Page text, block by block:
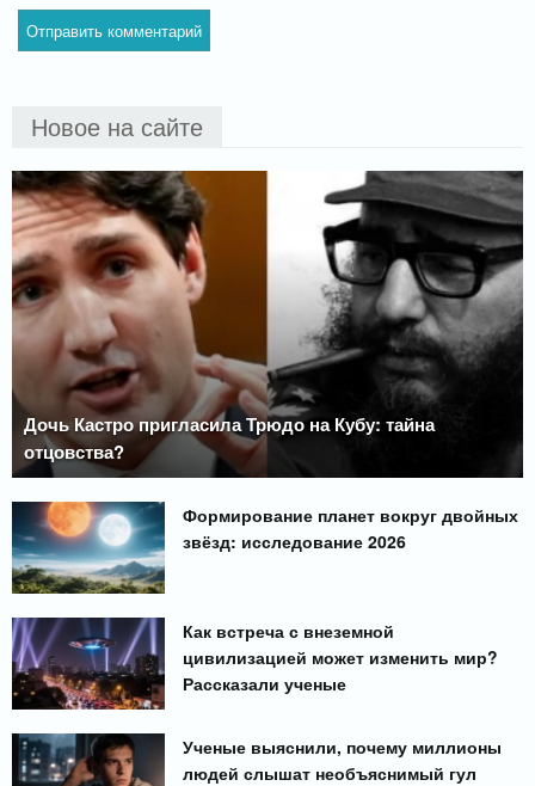
Новое на сайте
Дочь Кастро пригласила Трюдо на Кубу: тайна
отцовства?
Формирование планет вокруг двойных
звёзд: исследование 2026
Как встреча с внеземной
цивилизацией может изменить мир?
Рассказали ученые
Ученые выяснили, почему миллионы
людей слышат необъяснимый гул